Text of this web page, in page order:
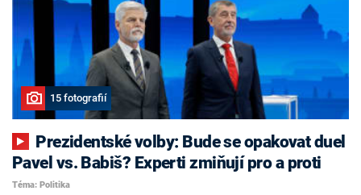
15 fotografií
Pavel vs. Babiš? Experti zmiňují pro a proti
Téma: Politika